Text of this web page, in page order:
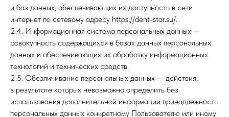
и баз данных, обеспечивающих их доступность в сети
интернет по сетевому адресу https://dent-star.su/.
2.4. Информационная система персональных данных —
совокупность содержащихся в базах данных персональных
данных и обеспечивающих их обработку информационных
технологий и технических средств.
2.5. Обезличивание персональных данных — действия,
в результате которых невозможно определить без
использования дополнительной информации принадлежность
персональных данных конкретному Пользователю или иному